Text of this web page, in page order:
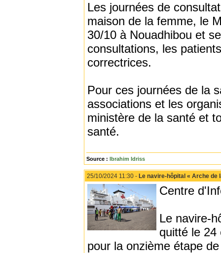
Les journées de
maison de la femme, le
30/10 à Nouadhibou et
consultations, les
correctrices.
Pour ces journées de la
associations et les
ministère de la santé et
santé.
Source : Ibrahim Idriss
25/10/2024 11:30 - Le navire-hôpital « Arche de
Centre
Le navire-
quitté le 24
pour la onzième étape